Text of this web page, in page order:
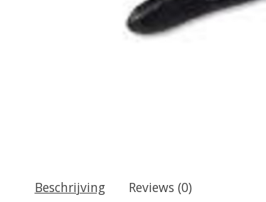
Beschrijving Reviews (0)